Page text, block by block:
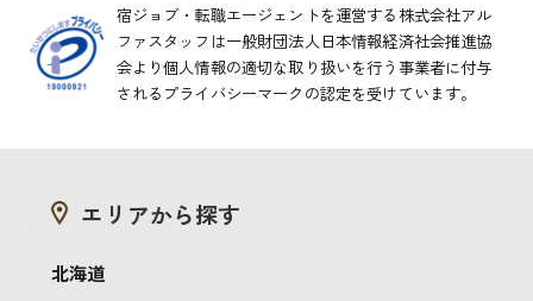
宿ジョブ・転職エージェントを運営する株式会社アル
ファスタッフは一般財団法人日本情報経済社会推進協
会より個人情報の適切な取り扱いを行う事業者に付与
されるプライバシーマークの認定を受けています。
エリアから探す
北海道